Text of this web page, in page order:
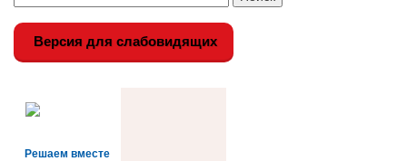
Версия для слабовидящих
Решаем вместе